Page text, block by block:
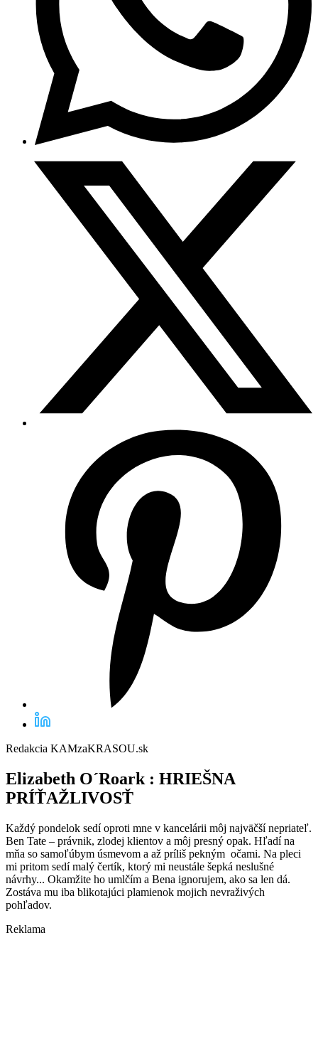
Redakcia KAMzaKRASOU.sk
Elizabeth O´Roark : HRIEŠNA
PRÍŤAŽLIVOSŤ
Každý pondelok sedí oproti mne v kancelárii môj najväčší nepriateľ.
Ben Tate – právnik, zlodej klientov a môj presný opak. Hľadí na
mňa so samoľúbym úsmevom a až príliš pekným očami. Na pleci
mi pritom sedí malý čertík, ktorý mi neustále šepká neslušné
návrhy... Okamžite ho umlčím a Bena ignorujem, ako sa len dá.
Zostáva mu iba blikotajúci plamienok mojich nevraživých
pohľadov.
Reklama